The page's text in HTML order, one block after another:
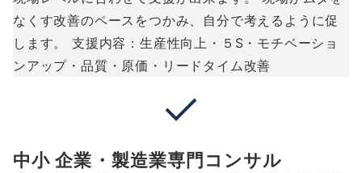
なくす改善のペースをつかみ、自分で考えるように促
します。 支援内容：生産性向上・５S・モチベーショ
ンアップ・品質・原価・リードタイム改善
中小 企業・製造業専門コンサル